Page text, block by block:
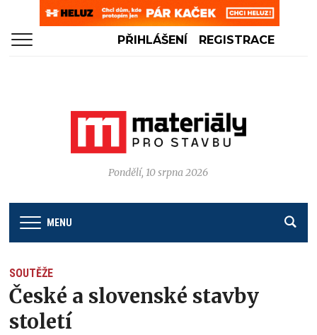
PŘIHLÁŠENÍ REGISTRACE
Pondělí, 10 srpna 2026
MENU
SOUTĚŽE
České a slovenské stavby
století